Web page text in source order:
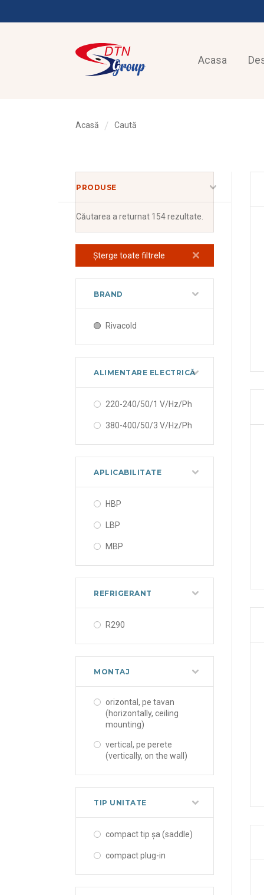
Acasa
Acasă Caută
PRODUSE
Căutarea a returnat 154 rezultate.
Șterge toate filtrele
BRAND
Rivacold
ALIMENTARE ELECTRICĂ
220-240/50/1 V/Hz/Ph
380-400/50/3 V/Hz/Ph
APLICABILITATE
HBP
LBP
MBP
REFRIGERANT
R290
MONTAJ
orizontal, pe tavan
(horizontally, ceiling
mounting)
vertical, pe perete
(vertically, on the wall)
TIP UNITATE
compact tip șa (saddle)
compact plug-in